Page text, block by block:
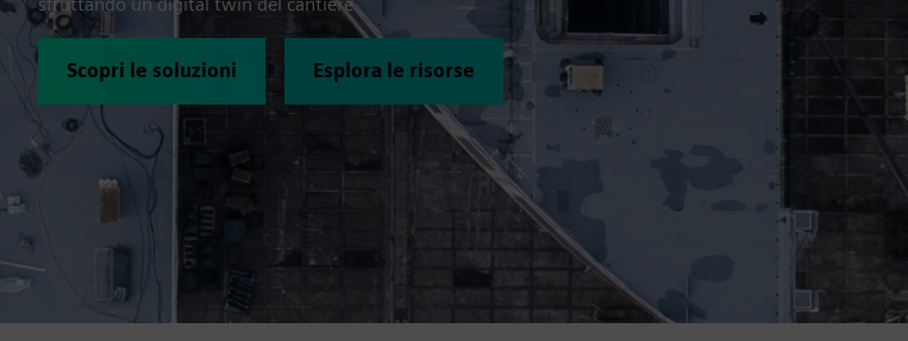
Scopri le soluzioni Esplora le risorse